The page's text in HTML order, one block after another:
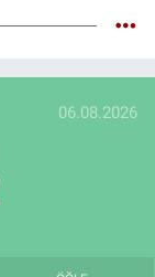
06.08.2026